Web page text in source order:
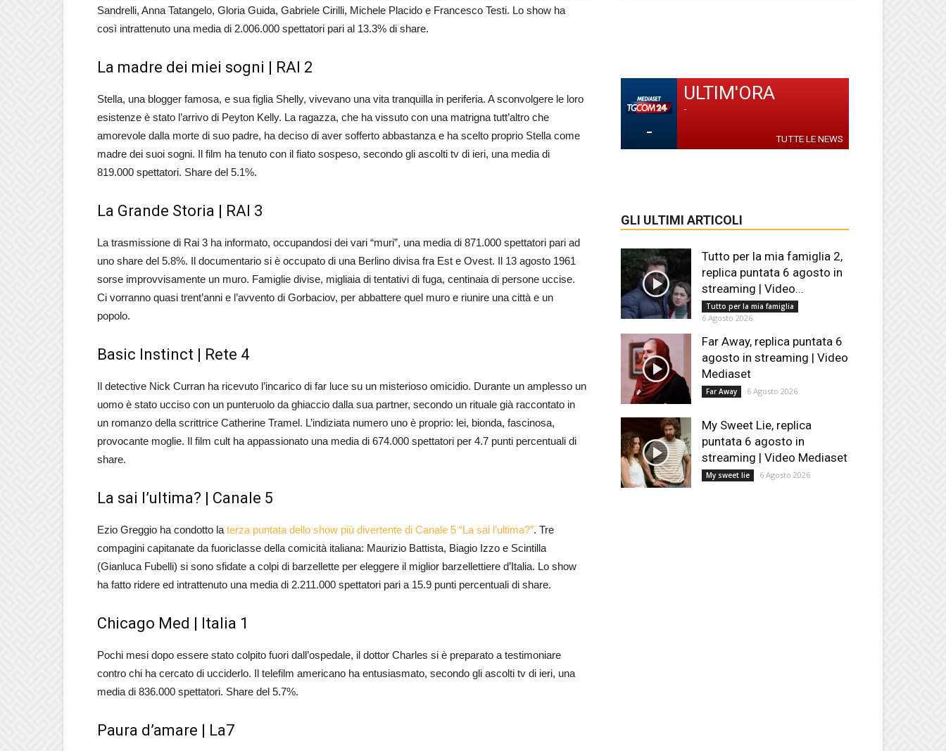
Sandrelli, Anna Tatangelo, Gloria Guida, Gabriele Cirilli, Michele Placido e Francesco Testi. Lo show ha
così intrattenuto una media di 2.006.000 spettatori pari al 13.3% di share.
La madre dei miei sogni | RAI 2
Stella, una blogger famosa, e sua figlia Shelly, vivevano una vita tranquilla in periferia. A sconvolgere le loro
esistenze è stato l’arrivo di Peyton Kelly. La ragazza, che ha vissuto con una matrigna tutt’altro che
amorevole dalla morte di suo padre, ha deciso di aver sofferto abbastanza e ha scelto proprio Stella come
madre dei suoi sogni. Il film ha tenuto con il fiato sospeso, secondo gli ascolti tv di ieri, una media di
819.000 spettatori. Share del 5.1%.
La Grande Storia | RAI 3
La trasmissione di Rai 3 ha informato, occupandosi dei vari “muri”, una media di 871.000 spettatori pari ad
uno share del 5.8%. Il documentario si è occupato di una Berlino divisa fra Est e Ovest. Il 13 agosto 1961
sorse improvvisamente un muro. Famiglie divise, migliaia di tentativi di fuga, centinaia di persone uccise.
Ci vorranno quasi trent’anni e l’avvento di Gorbaciov, per abbattere quel muro e riunire una città e un
popolo.
Basic Instinct | Rete 4
Il detective Nick Curran ha ricevuto l’incarico di far luce su un misterioso omicidio. Durante un amplesso un
uomo è stato ucciso con un punteruolo da ghiaccio dalla sua partner, secondo un rituale già raccontato in
un romanzo della scrittrice Catherine Tramel. L’indiziata numero uno è proprio: lei, bionda, fascinosa,
provocante moglie. Il film cult ha appassionato una media di 674.000 spettatori per 4.7 punti percentuali di
share.
La sai l’ultima? | Canale 5
Ezio Greggio ha condotto la terza puntata dello show più divertente di Canale 5 “La sai l’ultima?”. Tre
compagini capitanate da fuoriclasse della comicità italiana: Maurizio Battista, Biagio Izzo e Scintilla
(Gianluca Fubelli) si sono sfidate a colpi di barzellette per eleggere il miglior barzellettiere d’Italia. Lo show
ha fatto ridere ed intrattenuto una media di 2.211.000 spettatori pari a 15.9 punti percentuali di share.
Chicago Med | Italia 1
Pochi mesi dopo essere stato colpito fuori dall’ospedale, il dottor Charles si è preparato a testimoniare
contro chi ha cercato di ucciderlo. Il telefilm americano ha entusiasmato, secondo gli ascolti tv di ieri, una
media di 836.000 spettatori. Share del 5.7%.
Paura d’amare | La7
-
ULTIM'ORA
-
TUTTE LE NEWS
GLI ULTIMI ARTICOLI
Tutto per la mia famiglia 2,
replica puntata 6 agosto in
streaming | Video...
Tutto per la mia famiglia
6 Agosto 2026
Far Away, replica puntata 6
agosto in streaming | Video
Mediaset
Far Away 6 Agosto 2026
My Sweet Lie, replica
puntata 6 agosto in
streaming | Video Mediaset
My sweet lie 6 Agosto 2026